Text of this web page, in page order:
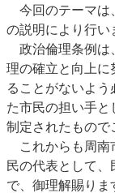
今回のテーマは
の説明により行い
政治倫理条例は
理の確立と向上に
ることがないよ
た市民の担い手と
制定されたもので
これからも周南
民の代表として
で、御理解賜りま